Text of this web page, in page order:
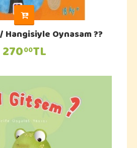
Hangisiyle Oynasam ??
27000TL